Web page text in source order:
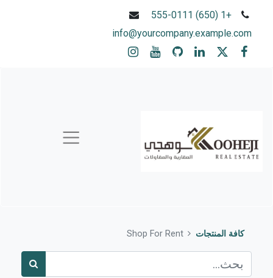
+1 (650) 555-0111
info@yourcompany.example.com
كافة المنتجات Shop For Rent